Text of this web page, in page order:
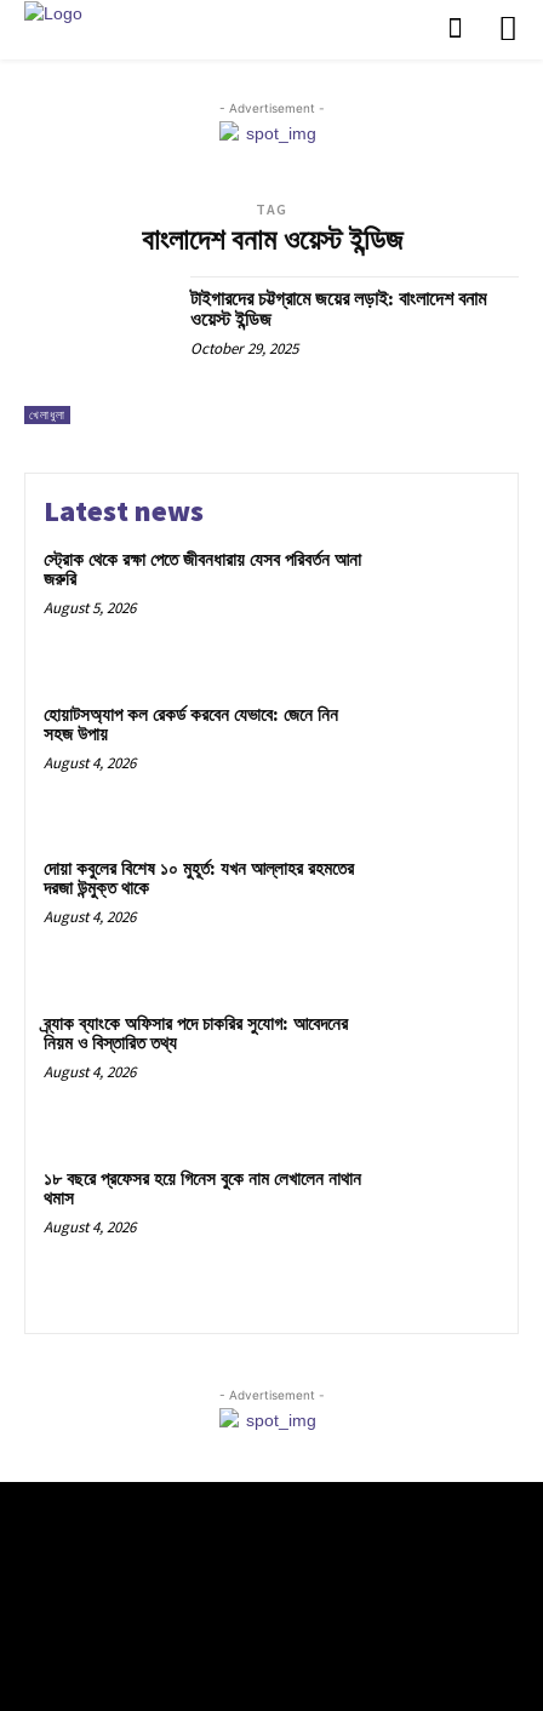
- Advertisement -
TAG
বাংলাদেশ বনাম ওয়েস্ট ইন্ডিজ
খেলাধুলা
টাইগারদের চট্টগ্রামে জয়ের লড়াই: বাংলাদেশ বনাম
ওয়েস্ট ইন্ডিজ
October 29, 2025
Latest news
স্ট্রোক থেকে রক্ষা পেতে জীবনধারায় যেসব পরিবর্তন আনা
জরুরি
August 5, 2026
হোয়াটসঅ্যাপ কল রেকর্ড করবেন যেভাবে: জেনে নিন
সহজ উপায়
August 4, 2026
দোয়া কবুলের বিশেষ ১০ মুহূর্ত: যখন আল্লাহর রহমতের
দরজা উন্মুক্ত থাকে
August 4, 2026
ব্র্যাক ব্যাংকে অফিসার পদে চাকরির সুযোগ: আবেদনের
নিয়ম ও বিস্তারিত তথ্য
August 4, 2026
১৮ বছরে প্রফেসর হয়ে গিনেস বুকে নাম লেখালেন নাথান
থমাস
August 4, 2026
- Advertisement -